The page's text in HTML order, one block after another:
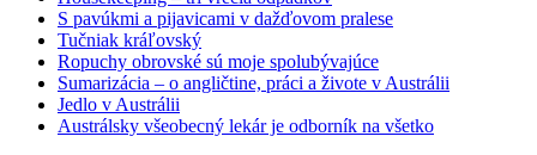
S pavúkmi a pijavicami v dažďovom pralese
Tučniak kráľovský
Ropuchy obrovské sú moje spolubývajúce
Sumarizácia – o angličtine, práci a živote v Austrálii
Jedlo v Austrálii
Austrálsky všeobecný lekár je odborník na všetko